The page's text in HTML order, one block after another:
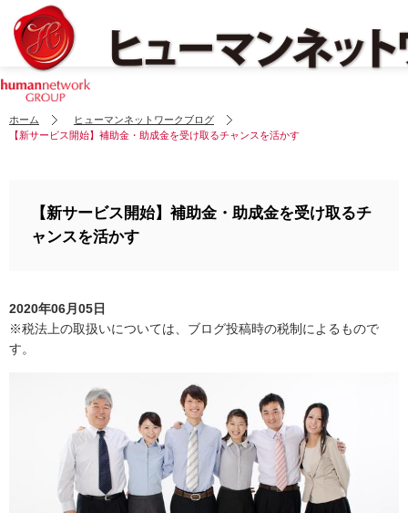
ホーム
ヒューマンネットワークブログ
【新サービス開始】補助金・助成金を受け取るチャンスを活かす
【新サービス開始】補助金・助成金を受け取るチ
ャンスを活かす
2020年06月05日
※税法上の取扱いについては、ブログ投稿時の税制によるもので
す。